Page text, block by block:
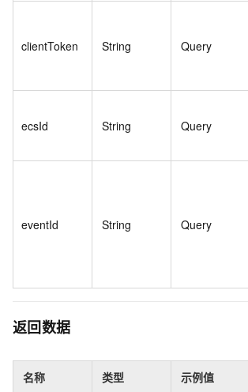
clientToken String Query
ecsId String Query
eventId String Query
返回数据
名称 类型 示例值